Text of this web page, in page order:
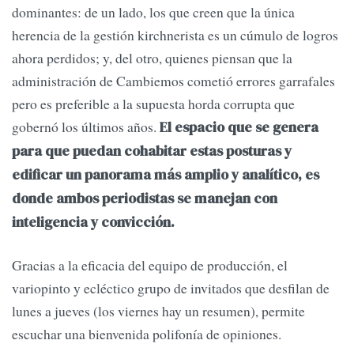
dominantes: de un lado, los que creen que la única
herencia de la gestión kirchnerista es un cúmulo de logros
ahora perdidos; y, del otro, quienes piensan que la
administración de Cambiemos cometió errores garrafales
pero es preferible a la supuesta horda corrupta que
gobernó los últimos años. El espacio que se genera
para que puedan cohabitar estas posturas y
edificar un panorama más amplio y analítico, es
donde ambos periodistas se manejan con
inteligencia y convicción.
Gracias a la eficacia del equipo de producción, el
variopinto y ecléctico grupo de invitados que desfilan de
lunes a jueves (los viernes hay un resumen), permite
escuchar una bienvenida polifonía de opiniones.